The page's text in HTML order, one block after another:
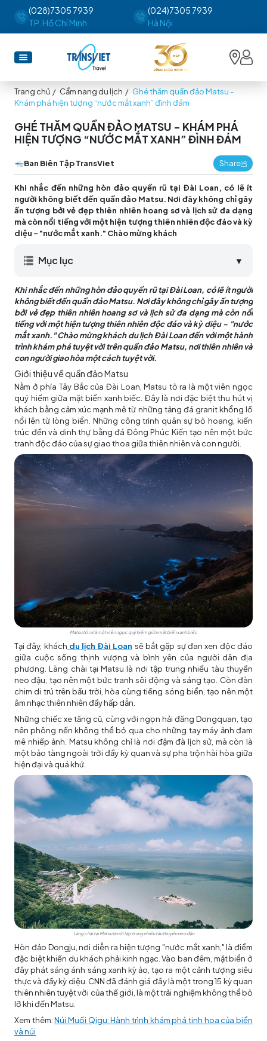
(028)7305 7939
TP. Hồ Chí Minh
(024)7305 7939
Hà Nội
Trang chủ / Cẩm nang du lịch / Ghé thăm quần đảo Matsu -
Khám phá hiện tượng “nước mắt xanh” đình đám
GHÉ THĂM QUẦN ĐẢO MATSU - KHÁM PHÁ
HIỆN TƯỢNG “NƯỚC MẮT XANH” ĐÌNH ĐÁM
Ban Biên Tập TransViet Share
Khi nhắc đến những hòn đảo quyến rũ tại Đài Loan, có lẽ ít
người không biết đến quần đảo Matsu. Nơi đây không chỉ gây
ấn tượng bởi vẻ đẹp thiên nhiên hoang sơ và lịch sử đa dạng
mà còn nổi tiếng với một hiện tượng thiên nhiên độc đáo và kỳ
diệu - "nước mắt xanh." Chào mừng khách
Mục lục ▼
Khi nhắc đến những hòn đảo quyến rũ tại Đài Loan, có lẽ ít người
không biết đến quần đảo Matsu. Nơi đây không chỉ gây ấn tượng
bởi vẻ đẹp thiên nhiên hoang sơ và lịch sử đa dạng mà còn nổi
tiếng với một hiện tượng thiên nhiên độc đáo và kỳ diệu - "nước
mắt xanh." Chào mừng khách du lịch Đài Loan đến với một hành
trình khám phá tuyệt vời trên quần đảo Matsu, nơi thiên nhiên và
con người giao hòa một cách tuyệt vời.
Giới thiệu về quần đảo Matsu
Nằm ở phía Tây Bắc của Đài Loan, Matsu tỏ ra là một viên ngọc
quý hiếm giữa mặt biển xanh biếc. Đây là nơi đặc biệt thu hút vị
khách bằng cảm xúc mạnh mẽ từ những tảng đá granit khổng lồ
nổi lên từ lòng biển. Những công trình quân sự bỏ hoang, kiến
trúc đền và dinh thự bằng đá Đông Phúc Kiến tạo nên một bức
tranh độc đáo của sự giao thoa giữa thiên nhiên và con người.
Matsu tỏ ra là một viên ngọc quý hiếm giữa mặt biển xanh biếc
Tại đây, khách du lịch Đài Loan sẽ bắt gặp sự đan xen độc đáo
giữa cuộc sống thịnh vượng và bình yên của người dân địa
phương. Làng chài tại Matsu là nơi tập trung nhiều tàu thuyền
neo đậu, tạo nên một bức tranh sôi động và sáng tạo. Còn đàn
chim di trú trên bầu trời, hòa cùng tiếng sóng biển, tạo nên một
âm nhạc thiên nhiên đầy hấp dẫn.
Những chiếc xe tăng cũ, cùng với ngọn hải đăng Dongquan, tạo
nên phông nền không thể bỏ qua cho những tay máy ảnh đam
mê nhiếp ảnh. Matsu không chỉ là nơi đậm đà lịch sử, mà còn là
một bảo tàng ngoài trời đầy kỳ quan và sự pha trộn hài hòa giữa
hiện đại và quá khứ.
Làng chài tại Matsu là nơi tập trung nhiều tàu thuyền neo đậu
Hòn đảo Dongju, nơi diễn ra hiện tượng "nước mắt xanh," là điểm
đặc biệt khiến du khách phải kinh ngạc. Vào ban đêm, mặt biển ở
đây phát sáng ánh sáng xanh kỳ ảo, tạo ra một cảnh tượng siêu
thực và đầy kỳ diệu. CNN đã đánh giá đây là một trong 15 kỳ quan
thiên nhiên tuyệt vời của thế giới, là một trải nghiệm không thể bỏ
lỡ khi đến Matsu.
Xem thêm:Núi Muối Qigu: Hành trình khám phá tinh hoa của biển
và núi